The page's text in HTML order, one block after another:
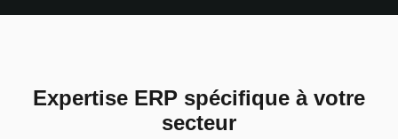
Expertise ERP spécifique à votre
secteur